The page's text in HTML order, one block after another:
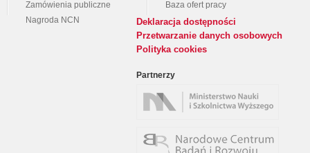
Zamówienia publiczne
Nagroda NCN
Baza ofert pracy
Deklaracja dostępności
Przetwarzanie danych osobowych
Polityka cookies
Partnerzy